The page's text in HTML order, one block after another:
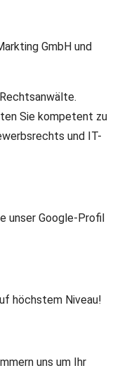
GmbH und
Sie kompetent zu
und IT-
unser Google-Profil
höchstem Niveau!
uns um Ihr